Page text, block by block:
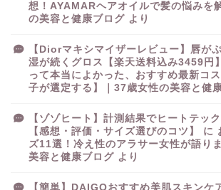
想！AYAMARヘアオイルで髪の悩みを
の美容と健康ブログ より
【Diorマキシマイザーレビュー】唇が
湿が続くグロス【楽天送料込み3459円】
って本当によかった、おすすめ最新コ
子が選定する】｜37歳女性の美容と健
【ゾゾヒート】計測結果でヒートテッ
【感想・評価・サイズ選びのコツ】
に
ズ11選！冷え性のアラサー女性が語り
美容と健康ブログ より
【簡単】DAIGOおすすめ美肌スキンケ